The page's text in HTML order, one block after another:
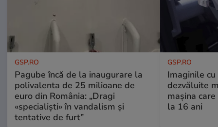
GSP.RO
Pagube încă de la inaugurare la
polivalenta de 25 milioane de
euro din România: „Dragi
«specialiști» în vandalism și
tentative de furt”
GSP.RO
Imaginile
dezvăluite
mașina
la 16 ani